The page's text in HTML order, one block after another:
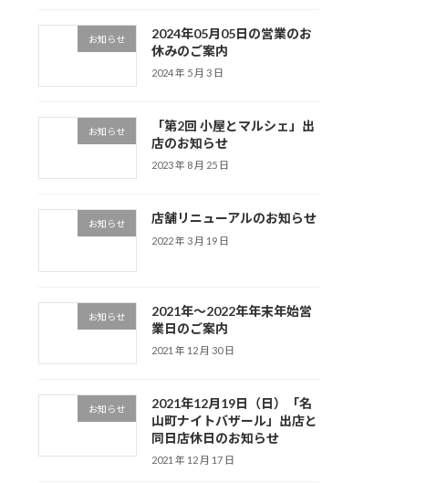
お知らせ
2024年05月05日の営業のお
休みのご案内
2024 年 5 月 3 日
お知らせ
「第2回 小屋とマルシェ」出
店のお知らせ
2023 年 8 月 25 日
お知らせ 店舗リニューアルのお知らせ
2022 年 3 月 19 日
お知らせ
2021年～2022年年末年始営
業日のご案内
2021 年 12 月 30 日
お知らせ
2021年12月19日（日）「名
山町ナイトバザール」出店と
同日店休日のお知らせ
2021 年 12 月 17 日